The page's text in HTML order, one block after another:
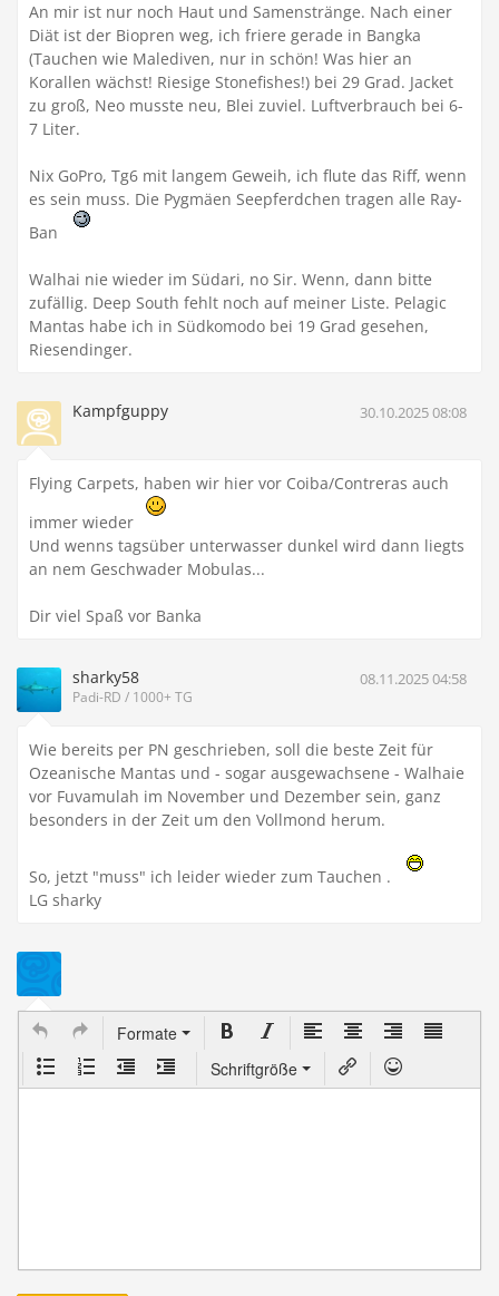
An mir ist nur noch Haut und Samenstränge. Nach einer
Diät ist der Biopren weg, ich friere gerade in Bangka
(Tauchen wie Malediven, nur in schön! Was hier an
Korallen wächst! Riesige Stonefishes!) bei 29 Grad. Jacket
zu groß, Neo musste neu, Blei zuviel. Luftverbrauch bei 6-
7 Liter.
Nix GoPro, Tg6 mit langem Geweih, ich flute das Riff, wenn
es sein muss. Die Pygmäen Seepferdchen tragen alle Ray-
Ban
Walhai nie wieder im Südari, no Sir. Wenn, dann bitte
zufällig. Deep South fehlt noch auf meiner Liste. Pelagic
Mantas habe ich in Südkomodo bei 19 Grad gesehen,
Riesendinger.
Kampfguppy 30.10.2025 08:08
Flying Carpets, haben wir hier vor Coiba/Contreras auch
immer wieder
Und wenns tagsüber unterwasser dunkel wird dann liegts
an nem Geschwader Mobulas...
Dir viel Spaß vor Banka
sharky58
Padi-RD / 1000+ TG
08.11.2025 04:58
Wie bereits per PN geschrieben, soll die beste Zeit für
Ozeanische Mantas und - sogar ausgewachsene - Walhaie
vor Fuvamulah im November und Dezember sein, ganz
besonders in der Zeit um den Vollmond herum.
So, jetzt "muss" ich leider wieder zum Tauchen .
LG sharky
Formate
Schriftgröße